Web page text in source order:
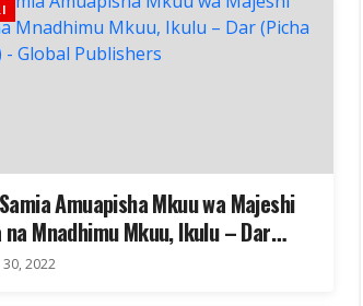
Amuapisha Mkuu wa Majeshi
na Mnadhimu Mkuu, Ikulu – Dar
+Video)
30, 2022